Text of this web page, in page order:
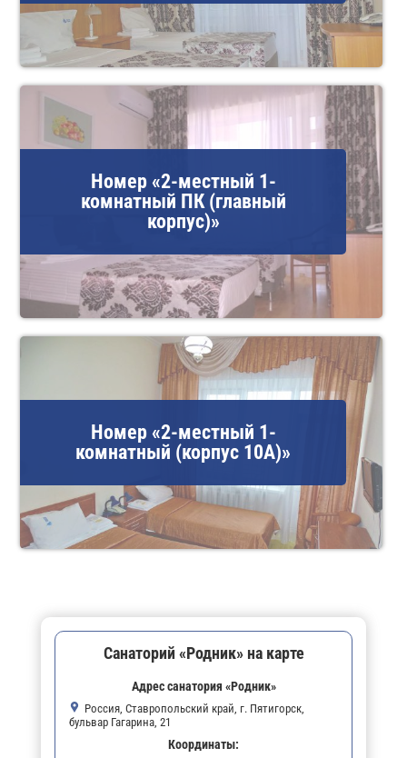
Номер «2-местный 1-
комнатный ПК (главный
корпус)»
Номер «2-местный 1-
комнатный (корпус 10А)»
Санаторий «Родник» на карте
Адрес санатория «Родник»
Россия, Ставропольский край, г. Пятигорск,
бульвар Гагарина, 21
Координаты: